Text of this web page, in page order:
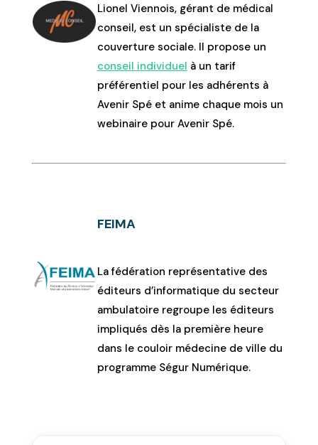
Lionel Viennois, gérant de médical
conseil, est un spécialiste de la
couverture sociale. Il propose un
conseil individuel à un tarif
préférentiel pour les adhérents à
Avenir Spé et anime chaque mois un
webinaire pour Avenir Spé.
FEIMA
La fédération représentative des
éditeurs d’informatique du secteur
ambulatoire regroupe les éditeurs
impliqués dès la première heure
dans le couloir médecine de ville du
programme Ségur Numérique.